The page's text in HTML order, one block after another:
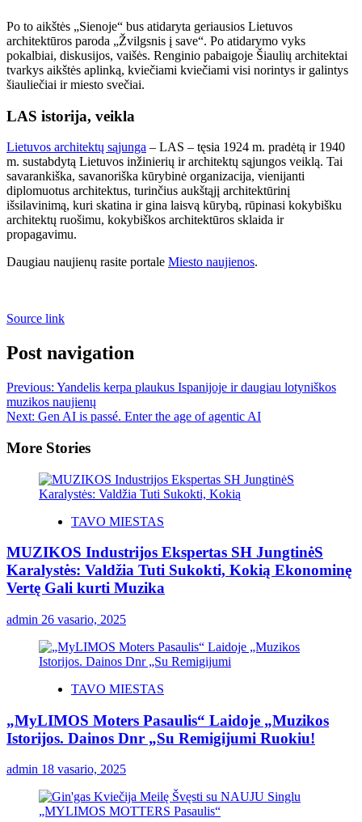
Po to aikštės „Sienoje“ bus atidaryta geriausios Lietuvos
architektūros paroda „Žvilgsnis į save“. Po atidarymo vyks
pokalbiai, diskusijos, vaišės. Renginio pabaigoje Šiaulių architektai
tvarkys aikštės aplinką, kviečiami kviečiami visi norintys ir galintys
šiauliečiai ir miesto svečiai.
LAS istorija, veikla
Lietuvos architektų sąjunga – LAS – tęsia 1924 m. pradėtą ​​ir 1940
m. sustabdytą Lietuvos inžinierių ir architektų sąjungos veiklą. Tai
savarankiška, savanoriška kūrybinė organizacija, vienijanti
diplomuotus architektus, turinčius aukštąjį architektūrinį
išsilavinimą, kuri skatina ir gina laisvą kūrybą, rūpinasi kokybišku
architektų ruošimu, kokybiškos architektūros sklaida ir
propagavimu.
Daugiau naujienų rasite portale Miesto naujienos.
Source link
Post navigation
Previous: Yandelis kerpa plaukus Ispanijoje ir daugiau lotyniškos
muzikos naujienų
Next: Gen AI is passé. Enter the age of agentic AI
More Stories
TAVO MIESTAS
MUZIKOS Industrijos Ekspertas SH JungtinėS
Karalystės: Valdžia Tuti Sukokti, Kokią Ekonominę
Vertę Gali kurti Muzika
admin 26 vasario, 2025
TAVO MIESTAS
„MyLIMOS Moters Pasaulis“ Laidoje „Muzikos
Istorijos. Dainos Dnr „Su Remigijumi Ruokiu!
admin 18 vasario, 2025